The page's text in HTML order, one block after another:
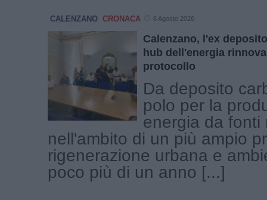
CALENZANO CRONACA 6 Agosto 2026
Calenzano, l'ex
hub dell'energia
protocollo
Da deposito
polo per la
energia da fonti
nell'ambito di un più ampio
rigenerazione urbana e
poco più di un anno [...]